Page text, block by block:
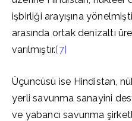
işbirliği arayışına
arasında ortak denizaltı
varılmıştır.[7]
Üçüncüsü ise Hindistan,
yerli savunma sanayini
ve yabancı savunma